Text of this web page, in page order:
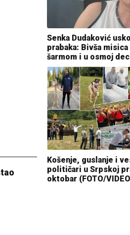
Senka Dudaković
prabaka: Bivša
šarmom i u osmoj
Košenje, guslanje i
političari u Srpskoj
oktobar (FOTO/